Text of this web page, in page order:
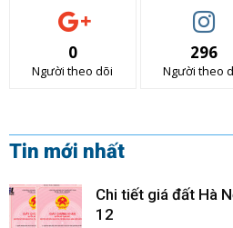
0
Người theo dõi
296
Người theo
Tin mới nhất
Chi tiết giá đất Hà
12